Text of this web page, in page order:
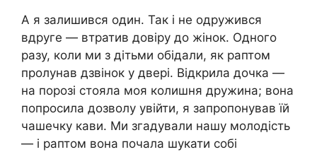
А я залишився один. Так і не одружився
вдруге — втратив довіру до жінок. Одного
разу, коли ми з дітьми обідали, як раптом
пролунав дзвінок у двері. Відкрила дочка —
на порозі стояла моя колишня дружина; вона
попросила дозволу увійти, я запропонував їй
чашечку кави. Ми згадували нашу молодість
— і раптом вона почала шукати собі